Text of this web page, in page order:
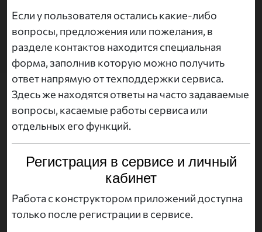
Если у пользователя остались какие-либо
вопросы, предложения или пожелания, в
разделе контактов находится специальная
форма, заполнив которую можно получить
ответ напрямую от техподдержки сервиса.
Здесь же находятся ответы на часто задаваемые
вопросы, касаемые работы сервиса или
отдельных его функций.
Регистрация в сервисе и личный
кабинет
Работа с конструктором приложений доступна
только после регистрации в сервисе.